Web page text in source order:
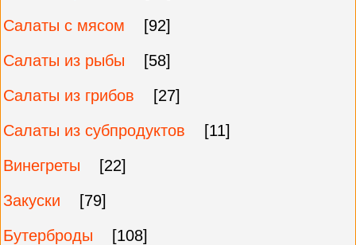
Салаты с мясом
[92]
Салаты из рыбы
[58]
Салаты из грибов
[27]
Салаты из субпродуктов
[11]
Винегреты
[22]
Закуски
[79]
Бутерброды
[108]